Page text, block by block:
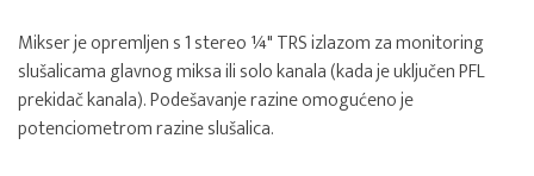
Mikser je opremljen s 1 stereo ¼" TRS izlazom za monitoring
slušalicama glavnog miksa ili solo kanala (kada je uključen PFL
prekidač kanala). Podešavanje razine omogućeno je
potenciometrom razine slušalica.